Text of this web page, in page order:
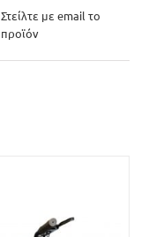
Στείλτε με email το
προϊόν